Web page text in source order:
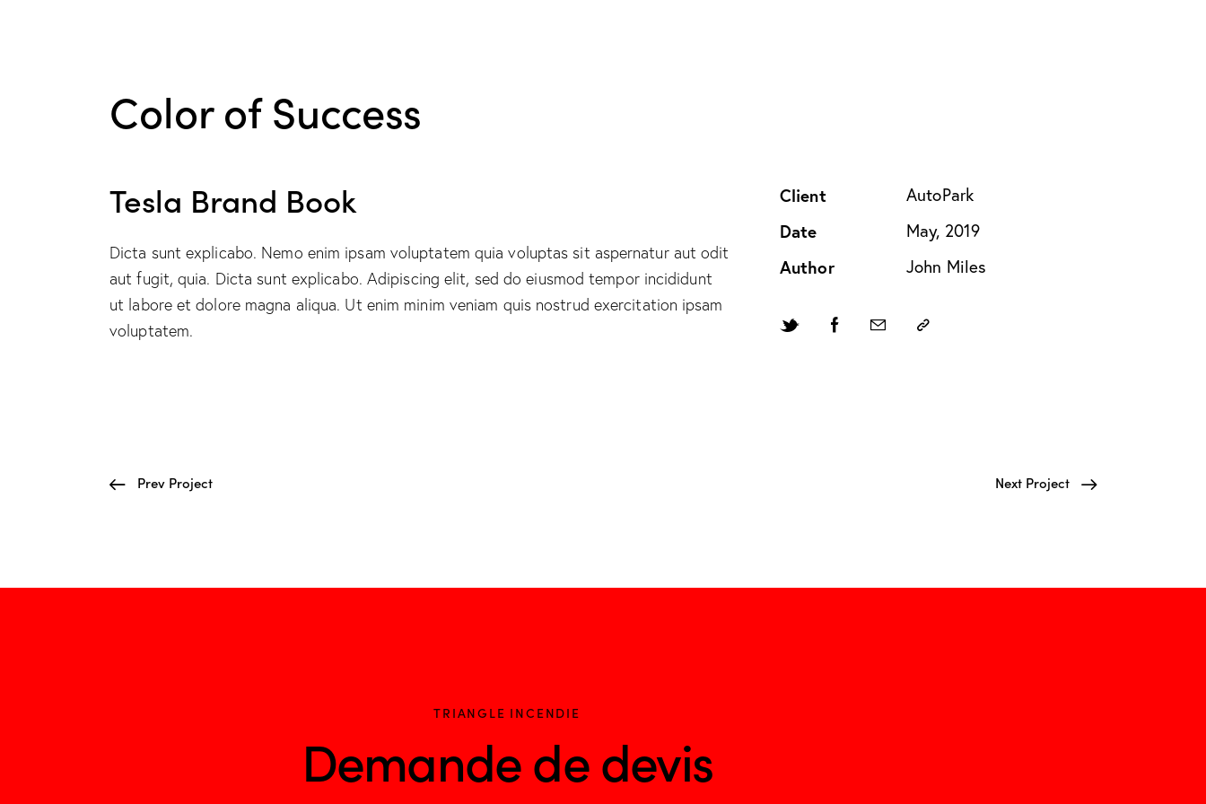
Color of Success
Tesla Brand Book
Dicta sunt explicabo. Nemo enim ipsam voluptatem quia voluptas sit aspernatur aut odit
aut fugit, quia. Dicta sunt explicabo. Adipiscing elit, sed do eiusmod tempor incididunt
ut labore et dolore magna aliqua. Ut enim minim veniam quis nostrud exercitation ipsam
voluptatem.
Client AutoPark
Date May, 2019
Author John Miles
Prev Project Next Project
TRIANGLE INCENDIE
Demande de devis